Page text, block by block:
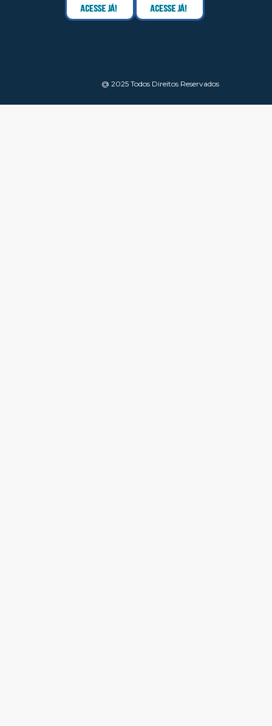
@ 2025 Todos Direitos Reservados